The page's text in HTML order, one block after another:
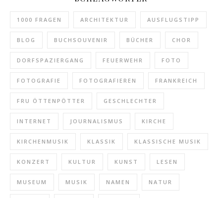
1000 FRAGEN ARCHITEKTUR AUSFLUGSTIPP
BLOG BUCHSOUVENIR BÜCHER CHOR
DORFSPAZIERGANG FEUERWEHR FOTO
FOTOGRAFIE FOTOGRAFIEREN FRANKREICH
FRU ÖTTENPÖTTER GESCHLECHTER
INTERNET JOURNALISMUS KIRCHE
KIRCHENMUSIK KLASSIK KLASSISCHE MUSIK
KONZERT KULTUR KUNST LESEN
MUSEUM MUSIK NAMEN NATUR